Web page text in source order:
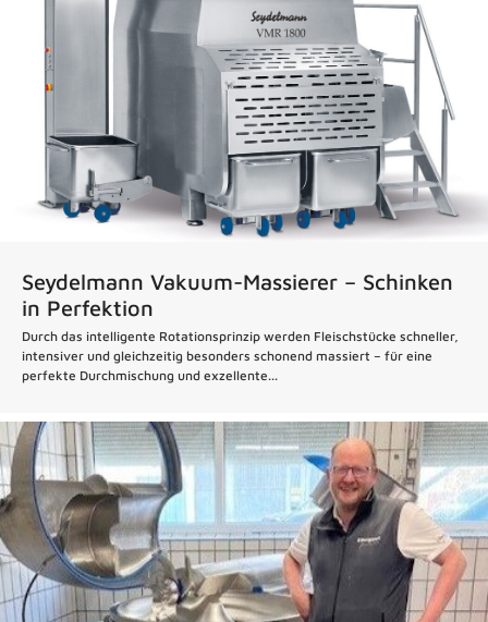
Seydelmann Vakuum-Massierer – Schinken
in Perfektion
Durch das intelligente Rotationsprinzip werden Fleischstücke schneller,
intensiver und gleichzeitig besonders schonend massiert – für eine
perfekte Durchmischung und exzellente...